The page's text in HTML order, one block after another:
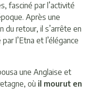
fasciné par l’activité
Après une
du retour, il s’arrête en
l’Etna et l’élégance
une Anglaise et
où il mourut en